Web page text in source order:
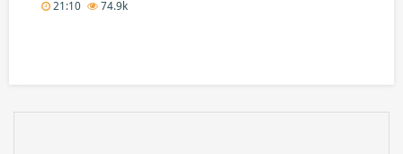
21:10 74.9k